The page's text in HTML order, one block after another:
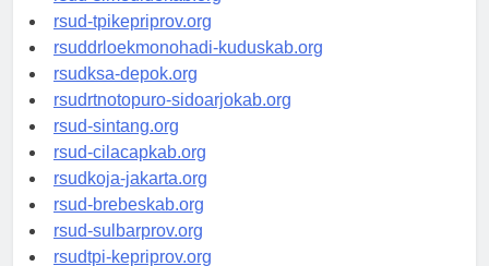
rsud-simeuluekab.org
rsud-tpikepriprov.org
rsuddrloekmonohadi-kuduskab.org
rsudksa-depok.org
rsudrtnotopuro-sidoarjokab.org
rsud-sintang.org
rsud-cilacapkab.org
rsudkoja-jakarta.org
rsud-brebeskab.org
rsud-sulbarprov.org